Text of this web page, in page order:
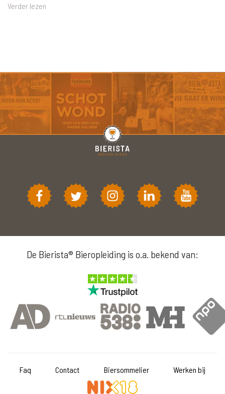
Verder lezen
De Bierista® Bieropleiding is o.a. bekend van:
Faq Contact Biersommelier Werken bij